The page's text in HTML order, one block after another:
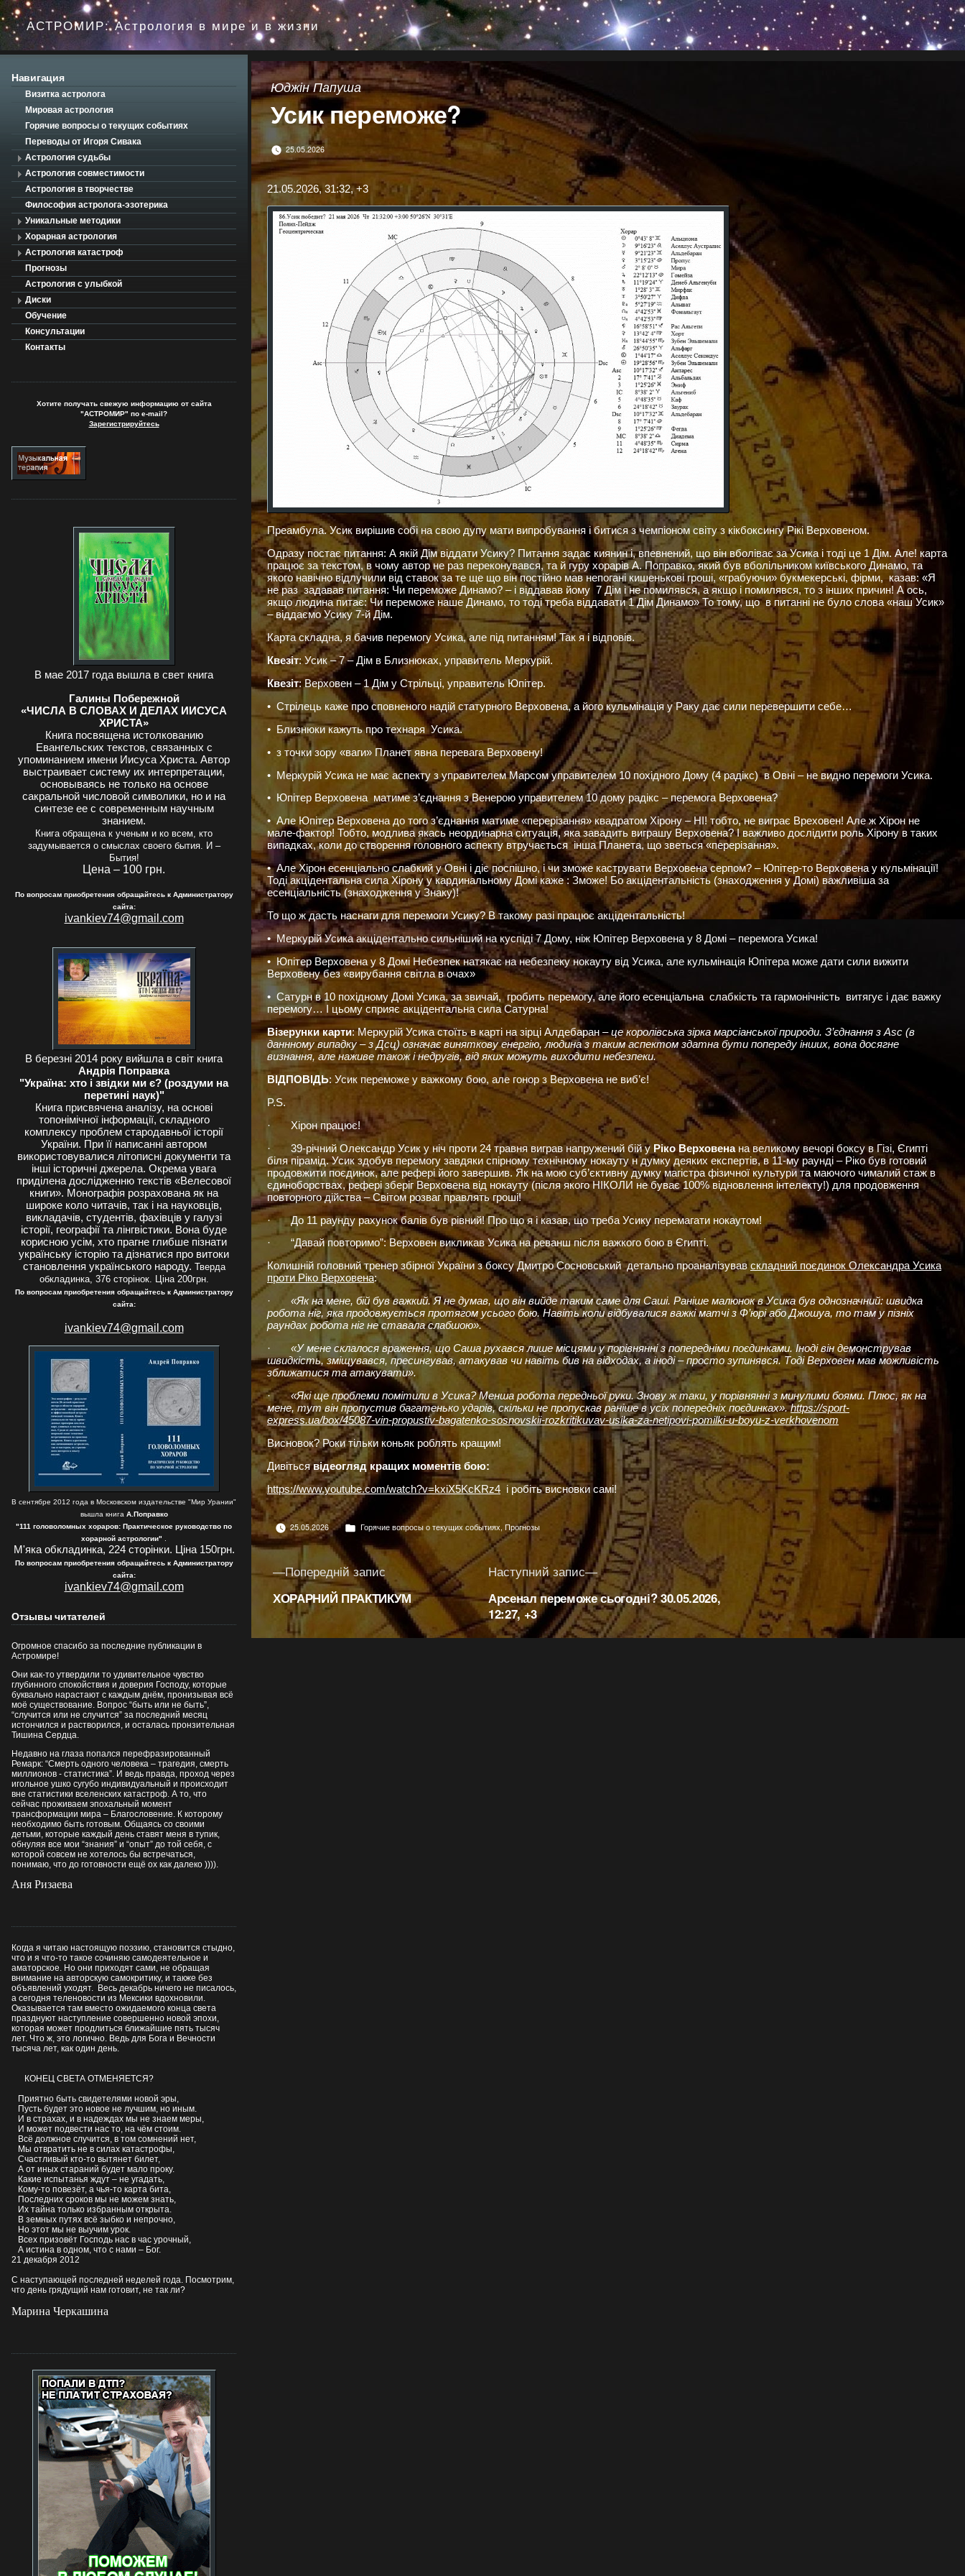
Перейти
до
вмістуАСТРОМИР: Астрология в мире и в жизни
Навигация
Визитка астролога
Мировая астрология
Горячие вопросы о текущих событиях
Переводы от Игоря Сивака
Астрология судьбы
Астрология совместимости
Астрология в творчестве
Философия астролога-эзотерика
Уникальные методики
Хорарная астрология
Астрология катастроф
Прогнозы
Астрология с улыбкой
Диски
Обучение
Консультации
Контакты
Хотите получать свежую информацию от сайта
"АСТРОМИР" по e-mail?
Зарегистрируйтесь
В мае 2017 года вышла в свет книга
Галины Побережной
«ЧИСЛА В СЛОВАХ И ДЕЛАХ ИИСУСА
ХРИСТА»
Книга посвящена истолкованию
Евангельских текстов, связанных с
упоминанием имени Иисуса Христа. Автор
выстраивает систему их интерпретации,
основываясь не только на основе
сакральной числовой символики, но и на
синтезе ее с современным научным
знанием.
Книга обращена к ученым и ко всем, кто
задумывается о смыслах своего бытия. И –
Бытия!
Цена – 100 грн.
По вопросам приобретения обращайтесь к Администратору
сайта:
ivankiev74@gmail.com
В березні 2014 року вийшла в світ книга
Андрія Поправка
"Україна: хто і звідки ми є? (роздуми на
перетині наук)"
Книга присвячена аналізу, на основі
топонімічної інформації, складного
комплексу проблем стародавньої історії
України. При її написанні автором
використовувалися літописні документи та
інші історичні джерела. Окрема увага
приділена дослідженню текстів «Велесової
книги». Монографія розрахована як на
широке коло читачів, так і на науковців,
викладачів, студентів, фахівців у галузі
історії, географії та лінгвістики. Вона буде
корисною усім, хто прагне глибше пізнати
українську історію та дізнатися про витоки
становлення українського народу. Тверда
обкладинка, 376 сторінок. Ціна 200грн.
По вопросам приобретения обращайтесь к Администратору
сайта:
ivankiev74@gmail.com
В сентябре 2012 года в Московском издательстве "Мир Урании"
вышла книгаА.Поправко
"111 головоломных хораров: Практическое руководство по
хорарной астрологии" .
М'яка обкладинка, 224 сторінки. Ціна 150грн.
По вопросам приобретения обращайтесь к Администратору
сайта:
ivankiev74@gmail.com
Отзывы читателей
Огромное спасибо за последние публикации в
Астромире!
Они как-то утвердили то удивительное чувство
глубинного спокойствия и доверия Господу, которые
буквально нарастают с каждым днём, пронизывая всё
моё существование. Вопрос “быть или не быть”,
“случится или не случится” за последний месяц
истончился и растворился, и осталась пронзительная
Тишина Сердца.
Недавно на глаза попался перефразированный
Ремарк: “Смерть одного человека – трагедия, смерть
миллионов - статистика”. И ведь правда, проход через
игольное ушко сугубо индивидуальный и происходит
вне статистики вселенских катастроф. А то, что
сейчас проживаем эпохальный момент
трансформации мира – Благословение. К которому
необходимо быть готовым. Общаясь со своими
детьми, которые каждый день ставят меня в тупик,
обнуляя все мои “знания” и “опыт” до той себя, с
которой совсем не хотелось бы встречаться,
понимаю, что до готовности ещё ох как далеко )))).
Аня Ризаева
Когда я читаю настоящую поэзию, становится стыдно,
что и я что-то такое сочиняю самодеятельное и
аматорское. Но они приходят сами, не обращая
внимание на авторскую самокритику, и также без
объявлений уходят. Весь декабрь ничего не писалось,
а сегодня теленовости из Мексики вдохновили.
Оказывается там вместо ожидаемого конца света
празднуют наступление совершенно новой эпохи,
которая может продлиться ближайшие пять тысяч
лет. Что ж, это логично. Ведь для Бога и Вечности
тысяча лет, как один день.
КОНЕЦ СВЕТА ОТМЕНЯЕТСЯ?
Приятно быть свидетелями новой эры,
Пусть будет это новое не лучшим, но иным.
И в страхах, и в надеждах мы не знаем меры,
И может подвести нас то, на чём стоим.
Всё должное случится, в том сомнений нет,
Мы отвратить не в силах катастрофы,
Счастливый кто-то вытянет билет,
А от иных стараний будет мало проку.
Какие испытанья ждут – не угадать,
Кому-то повезёт, а чья-то карта бита,
Последних сроков мы не можем знать,
Их тайна только избранным открыта.
В земных путях всё зыбко и непрочно,
Но этот мы не выучим урок.
Всех призовёт Господь нас в час урочный,
А истина в одном, что с нами – Бог.
21 декабря 2012
С наступающей последней неделей года. Посмотрим,
что день грядущий нам готовит, не так ли?
Марина Черкашина
Юджін Папуша
Усик переможе?
25.05.2026
21.05.2026, 31:32, +3
Преамбула. Усик вирішив собі на свою дупу мати випробування і битися з чемпіоном світу з кікбоксингу Рікі Верховеном.
Одразу постає питання: А якій Дім віддати Усику? Питання задає киянин і, впевнений, що він вболіває за Усика і тоді це 1 Дім. Але! карта
працює за текстом, в чому автор не раз переконувався, та й гуру хорарів А. Поправко, який був вболільником київського Динамо, та
якого навічно відлучили від ставок за те ще що він постійно мав непогані кишенькові гроші, «грабуючи» букмекерські, фірми, казав: «Я
не раз задавав питання: Чи переможе Динамо? – і віддавав йому 7 Дім і не помилявся, а якщо і помилявся, то з інших причин! А ось,
якщо людина питає: Чи переможе наше Динамо, то тоді треба віддавати 1 Дім Динамо» То тому, що в питанні не було слова «наш Усик»
– віддаємо Усику 7-й Дім.
Карта складна, я бачив перемогу Усика, але під питанням! Так я і відповів.
Квезіт: Усик – 7 – Дім в Близнюках, управитель Меркурій.
Квезіт: Верховен – 1 Дім у Стрільці, управитель Юпітер.
• Стрілець каже про сповненого надій статурного Верховена, а його кульмінація у Раку дає сили перевершити себе…
• Близнюки кажуть про технаря Усика.
• з точки зору «ваги» Планет явна перевага Верховену!
• Меркурій Усика не має аспекту з управителем Марсом управителем 10 похідного Дому (4 радікс) в Овні – не видно перемоги Усика.
• Юпітер Верховена матиме з’єднання з Венерою управителем 10 дому радікс – перемога Верховена?
• Але Юпітер Верховена до того з’єднання матиме «перерізання» квадратом Хірону – НІ! тобто, не виграє Вреховен! Але ж Хірон не
мале-фактор! Тобто, модлива якась неординарна ситуація, яка завадить виграшу Верховена? І важливо дослідити роль Хірону в таких
випадках, коли до створення головного аспекту втручається інша Планета, що зветься «перерізання».
• Але Хірон есенціально слабкий у Овні і діє поспішно, і чи зможе каструвати Верховена серпом? – Юпітер-то Верховена у кульмінації!
Тоді акцідентальна сила Хірону у кардинальному Домі каже : Зможе! Бо акцідентальність (знаходження у Домі) важливіша за
есенціальність (знаходження у Знаку)!
То що ж дасть наснаги для перемоги Усику? В такому разі працює акцідентальність!
• Меркурій Усика акцідентально сильніший на куспіді 7 Дому, ніж Юпітер Верховена у 8 Домі – перемога Усика!
• Юпітер Верховена у 8 Домі Небезпек натякає на небезпеку нокауту від Усика, але кульмінація Юпітера може дати сили вижити
Верховену без «вирубання світла в очах»
• Сатурн в 10 похідному Домі Усика, за звичай, гробить перемогу, але його есенціальна слабкість та гармонічність витягує і дає важку
перемогу… І цьому сприяє акцідентальна сила Сатурна!
Візерунки карти: Меркурій Усика стоїть в карті на зірці Алдебаран –це королівська зірка марсіанської природи. З’єднання з Asc (в
даннному випадку – з Дсц) означає виняткову енергію, людина з таким аспектом здатна бути попереду інших, вона досягне
визнання, але наживе також і недругів, від яких можуть виходити небезпеки.
ВІДПОВІДЬ: Усик переможе у важкому бою, але гонор з Верховена не виб’є!
P.S.
· Хірон працює!
· 39-річний Олександр Усик у ніч проти 24 травня виграв напружений бій у Ріко Верховена на великому вечорі боксу в Гізі, Єгипті
біля пірамід. Усик здобув перемогу завдяки спірному технічному нокауту н думку деяких експертів, в 11-му раунді – Ріко був готовий
продовжити поєдинок, але рефері його завершив. Як на мою суб’єктивну думку магістра фізичної культури та маючого чималий стаж в
єдиноборствах, рефері зберіг Верховена від нокауту (після якого НІКОЛИ не буває 100% відновлення інтелекту!) для продовження
повторного дійства – Світом розваг правлять гроші!
· До 11 раунду рахунок балів був рівний! Про що я і казав, що треба Усику перемагати нокаутом!
· “Давай повторимо”: Верховен викликав Усика на реванш після важкого бою в Єгипті.
Колишній головний тренер збірної України з боксу Дмитро Сосновський детально проаналізувавскладний поєдинок Олександра Усика
проти Ріко Верховена:
· «Як на мене, бій був важкий. Я не думав, що він вийде таким саме для Саші. Раніше малюнок в Усика був однозначний: швидка
робота ніг, яка продовжується протягом усього бою. Навіть коли відбувалися важкі матчі з Ф’юрі або Джошуа, то там у пізніх
раундах робота ніг не ставала слабшою».
· «У мене склалося враження, що Саша рухався лише місцями у порівнянні з попередніми поєдинками. Іноді він демонстрував
швидкість, зміщувався, пресингував, атакував чи навіть бив на відходах, а іноді – просто зупинявся. Тоді Верховен мав можливість
зближатися та атакувати».
·«Які ще проблеми помітили в Усика? Менша робота передньої руки. Знову ж таки, у порівнянні з минулими боями. Плюс, як на
мене, тут він пропустив багатенько ударів, скільки не пропускав раніше в усіх попередніх поєдинках». https://sport-
express.ua/box/45087-vin-propustiv-bagatenko-sosnovskii-rozkritikuvav-usika-za-netipovi-pomilki-u-boyu-z-verkhovenom
Висновок? Роки тільки коньяк роблять кращим!
Дивітьсявідеогляд кращих моментів бою:
https://www.youtube.com/watch?v=kxiX5KcKRz4 і робіть висновки самі!
25.05.2026
Опубліковано
Горячие вопросы о текущих событиях Прогнозы
Навігація
записів
Попередній запис Попередній
запис:
ХОРАРНИЙ ПРАКТИКУМ
Наступний запис
Наступний
запис:
Арсенал переможе сьогодні? 30.05.2026,
12:27, +3